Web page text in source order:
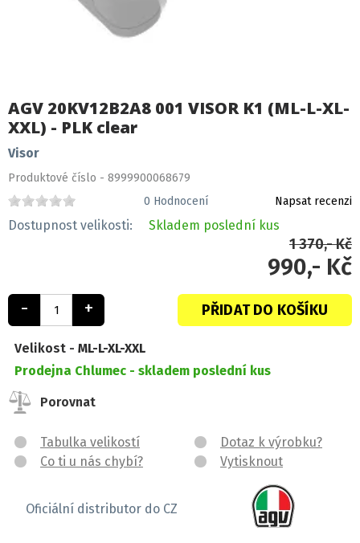
AGV 20KV12B2A8 001 VISOR K1 (ML-L-XL-
XXL) - PLK clear
Visor
Produktové číslo - 8999900068679
0 Hodnocení Napsat recenzi
Dostupnost velikosti: Skladem poslední kus
1 370,- Kč
990,- Kč
- + PŘIDAT DO KOŠÍKU
Velikost - ML-L-XL-XXL
Prodejna Chlumec - skladem poslední kus
Porovnat
Tabulka velikostí
Co ti u nás chybí?
Dotaz k výrobku?
Vytisknout
Oficiální distributor do CZ